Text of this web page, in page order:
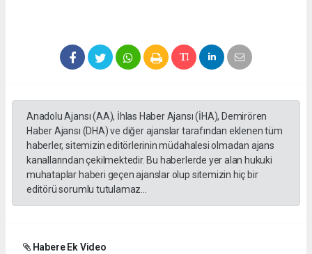
Anadolu Ajansı (AA), İhlas Haber Ajansı (İHA), Demirören
Haber Ajansı (DHA) ve diğer ajanslar tarafından eklenen tüm
haberler, sitemizin editörlerinin müdahalesi olmadan ajans
kanallarından çekilmektedir. Bu haberlerde yer alan hukuki
muhataplar haberi geçen ajanslar olup sitemizin hiç bir
editörü sorumlu tutulamaz...
Habere Ek Video